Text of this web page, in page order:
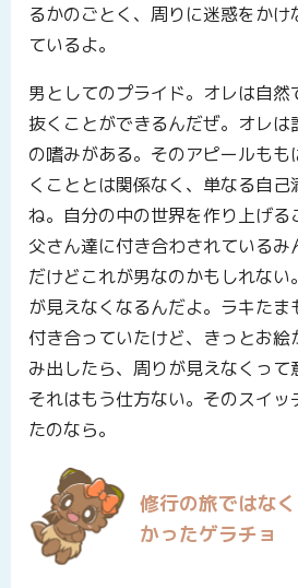
るかのごとく、周りに迷惑をかけ
ているよ。
男としてのプライド。オレは自然
抜くことができるんだぜ。オレは
の嗜みがある。そのアピールも
くこととは関係なく、単なる自己
ね。自分の中の世界を作り上げる
父さん達に付き合わされているみ
だけどこれが男なのかもしれない
が見えなくなるんだよ。ラキた
付き合っていたけど、きっとお絵
み出したら、周りが見えなくって
それはもう仕方ない。そのスイッ
たのなら。
修行の旅ではな
かったゲラチョ